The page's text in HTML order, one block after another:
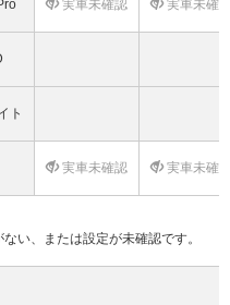
実車未確認 実車未確
ト
実車未確認 実車未確
い、または設定が未確認です。